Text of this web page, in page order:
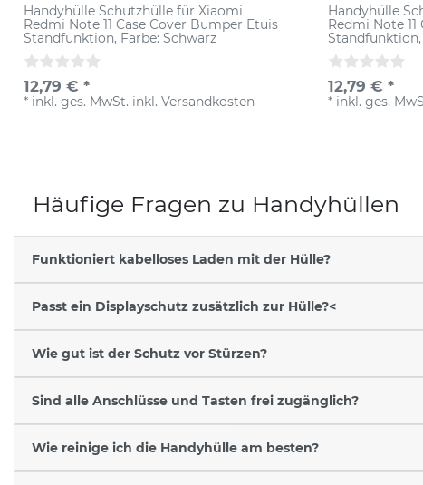
Handyhülle Schutzhülle für Xiaomi
Redmi Note 11 Case Cover Bumper Etuis
Standfunktion, Farbe: Schwarz
12,79 € *
* inkl. ges. MwSt. inkl.Versandkosten
Handyhülle
Redmi Note
Standfunktion
12,79 € *
* inkl. ges.
Häufige Fragen zu Handyhüllen
Funktioniert kabelloses Laden mit der Hülle?
Passt ein Displayschutz zusätzlich zur Hülle?<
Wie gut ist der Schutz vor Stürzen?
Sind alle Anschlüsse und Tasten frei zugänglich?
Wie reinige ich die Handyhülle am besten?